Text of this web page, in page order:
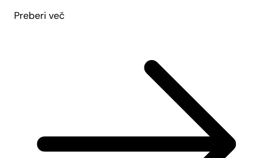
Preberi več